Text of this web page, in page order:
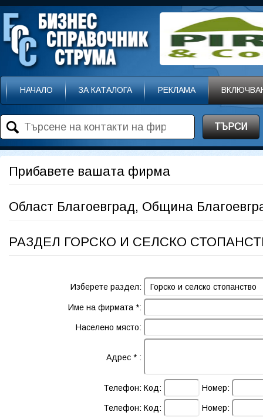
НАЧАЛО ЗА КАТАЛОГА РЕКЛАМА
ТЪРСИ
Прибавете вашата фирма
Област Благоевград, Община
РАЗДЕЛ ГОРСКО И СЕЛСКО
Изберете раздел:
Име на фирмата *:
Населено място:
Адрес * :
Телефон: Код: Номер:
Телефон: Код: Номер: